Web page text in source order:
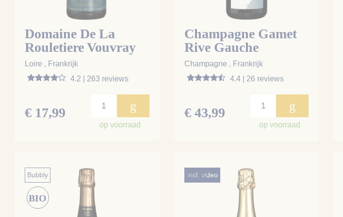
Domaine De La
Rouletiere Vouvray
Brut
Loire , Frankrijk
4.2 | 263 reviews
€ 17,99 g
op voorraad
Champagne Gamet
Rive Gauche
Champagne , Frankrijk
4.4 | 26 reviews
€ 43,99 g
op voorraad
Bubbly
BIO
Bubbly
Incl. video